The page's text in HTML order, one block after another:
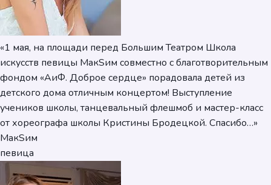
«1 мая, на площади перед Большим Театром Школа
искусств певицы МакSим совместно с благотворительным
фондом «АиФ. Доброе сердце» порадовала детей из
детского дома отличным концертом! Выступление
учеников школы, танцевальный флешмоб и мастер-класс
от хореографа школы Кристины Бродецкой. Спасибо…»
МакSим
певица